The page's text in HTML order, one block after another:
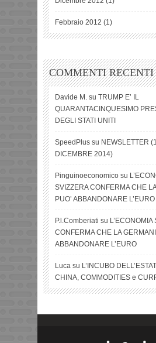
Febbraio 2012 (1)
COMMENTI RECENTI
Davide M. su TRUMP E’ IL
QUARANTACINQUESIMO
DEGLI STATI UNITI
SpeedPlus su NEWSLETTER
DICEMBRE 2014)
Pinguinoeconomico su
SVIZZERA CONFERMA CHE
PUO’ ABBANDONARE L’EURO
P.l.Comberiati su L’ECONOMIA
CONFERMA CHE LA
ABBANDONARE L’EURO
Luca su L’INCUBO
CHINA, COMMODITIES e